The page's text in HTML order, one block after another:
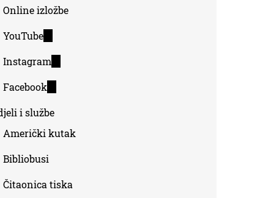
Online izložbe
YouTube(link
external)
Instagram(link
external)
Facebook
external)
i službe
Američki kutak
Bibliobusi
Čitaonica tiska